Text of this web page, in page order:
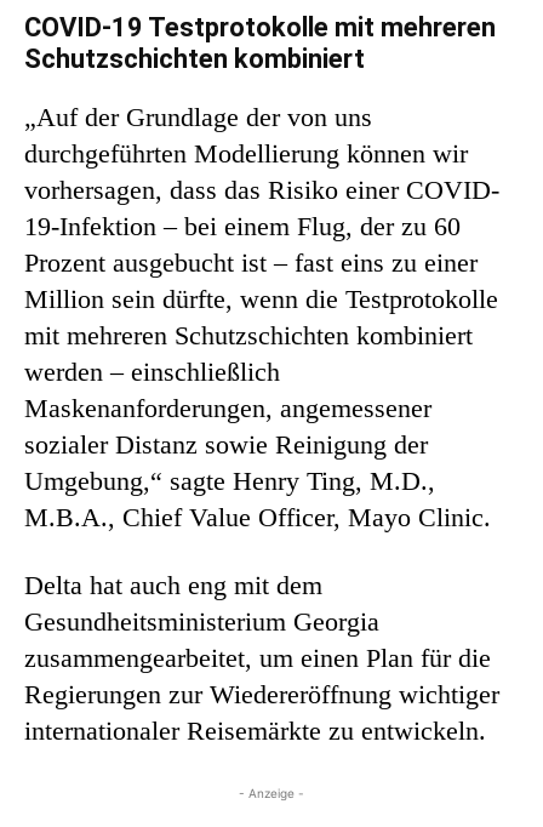
COVID-19 Testprotokolle mit mehreren
Schutzschichten kombiniert
„Auf der Grundlage der von uns
durchgeführten Modellierung können wir
vorhersagen, dass das Risiko einer COVID-
19-Infektion – bei einem Flug, der zu 60
Prozent ausgebucht ist – fast eins zu einer
Million sein dürfte, wenn die Testprotokolle
mit mehreren Schutzschichten kombiniert
werden – einschließlich
Maskenanforderungen, angemessener
sozialer Distanz sowie Reinigung der
Umgebung,“ sagte Henry Ting, M.D.,
M.B.A., Chief Value Officer, Mayo Clinic.
Delta hat auch eng mit dem
Gesundheitsministerium Georgia
zusammengearbeitet, um einen Plan für die
Regierungen zur Wiedereröffnung wichtiger
internationaler Reisemärkte zu entwickeln.
- Anzeige -